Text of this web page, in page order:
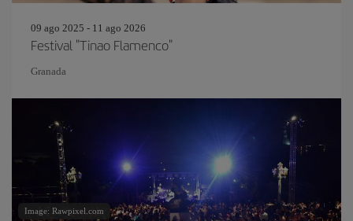
09 ago 2025 - 11 ago 2026
Festival "Tinao Flamenco"
Granada
Image: Rawpixel.com